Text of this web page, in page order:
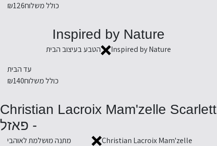
כולל משלוח₪126
Inspired by Nature
Inspired by Nature
הטבע בעיצוב הבית
עד הבית
כולל משלוח₪140
Christian Lacroix Mam'zelle Scarlett
- פאזל
Christian Lacroix Mam'zelle
מתנה מושלמת לאוהבי